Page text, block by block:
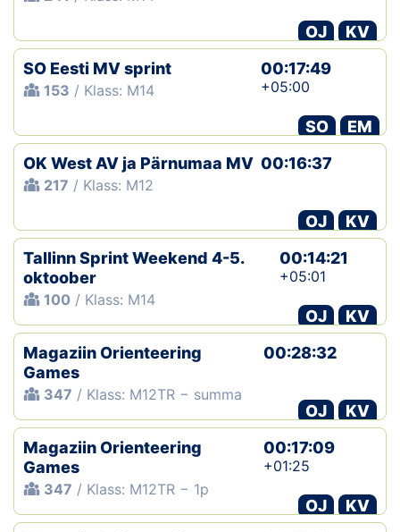
OJ
KV
SO Eesti MV sprint
153 / Klass: M14
00:17:49
+05:00
SO
EM
OK West AV ja Pärnumaa MV
217 / Klass: M12
00:16:37
OJ
KV
Tallinn Sprint Weekend 4-5.
oktoober
100 / Klass: M14
00:14:21
+05:01
OJ
KV
Magaziin Orienteering
Games
347 / Klass: M12TR − summa
00:28:32
OJ
KV
Magaziin Orienteering
Games
347 / Klass: M12TR − 1p
00:17:09
+01:25
OJ
KV